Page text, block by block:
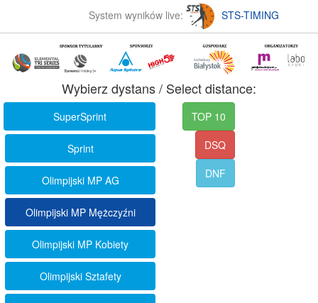
System wyników live: STS-TIMING
Wybierz dystans / Select distance:
SuperSprint
Sprint
Olimpijski MP AG
Olimpijski MP Mężczyźni
Olimpijski MP Kobiety
Olimpijski Sztafety
TOP 10
DSQ
DNF